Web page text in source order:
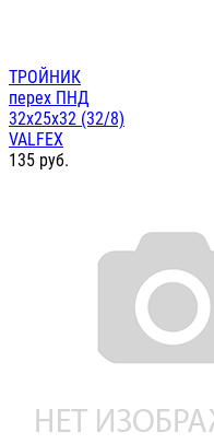
ТРОЙНИК
перех ПНД
32х25х32 (32/8)
VALFEX
135 руб.